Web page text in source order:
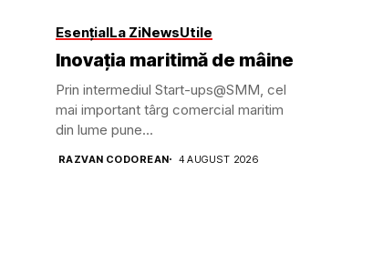
EsențialLa ZiNewsUtile
Inovația maritimă de mâine
Prin intermediul Start-ups@SMM, cel
mai important târg comercial maritim
din lume pune...
RAZVAN CODOREAN 4 AUGUST 2026